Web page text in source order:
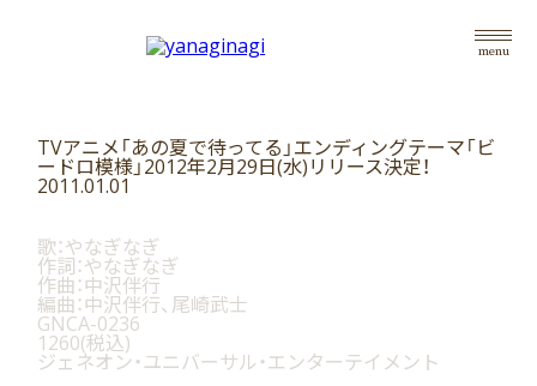
menu
TVアニメ「あの夏で待ってる」エンディングテーマ「ビ
ードロ模様」2012年2月29日(水)リリース決定！
2011.01.01
歌：やなぎなぎ
作詞：やなぎなぎ
作曲：中沢伴行
編曲：中沢伴行、尾崎武士
GNCA-0236
1260(税込)
ジェネオン・ユニバーサル・エンターテイメント